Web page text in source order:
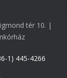
tér 10. |
1) 445-4266